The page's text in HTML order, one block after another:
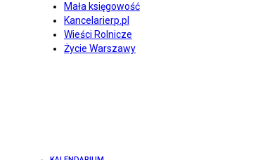
Mała księgowość
Kancelarierp.pl
Wieści Rolnicze
Życie Warszawy